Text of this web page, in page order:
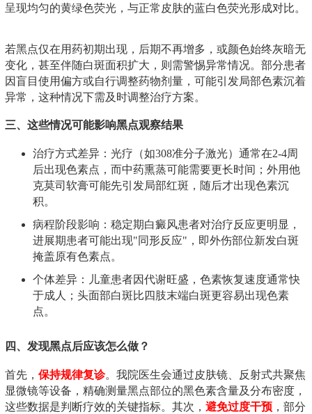
呈现均匀的黄绿色荧光，与正常皮肤的蓝白色荧光形成对比。
若黑点仅在用药初期出现，后期不再增多，或颜色始终灰暗无
变化，甚至伴随白斑面积扩大，则需警惕异常情况。部分患者
因盲目使用偏方或自行调整药物剂量，可能引发局部色素沉着
异常，这种情况下需及时调整治疗方案。
三、这些情况可能影响黑点观察结果
治疗方式差异：光疗（如308准分子激光）通常在2-4周
后出现色素点，而中药熏蒸可能需要更长时间；外用他
克莫司软膏可能先引发局部红斑，随后才出现色素沉
积。
病程阶段影响：稳定期白癜风患者对治疗反应更明显，
进展期患者可能出现"同形反应"，即外伤部位新发白斑
掩盖原有色素点。
个体差异：儿童患者因代谢旺盛，色素恢复速度通常快
于成人；头面部白斑比四肢末端白斑更容易出现色素
点。
四、发现黑点后应该怎么做？
首先， 保持规律复诊。我院医生会通过皮肤镜、反射式共聚焦
显微镜等设备，精确测量黑点部位的黑色素含量及分布密度，
这些数据是判断疗效的关键指标。其次， 避免过度干预 ，部分